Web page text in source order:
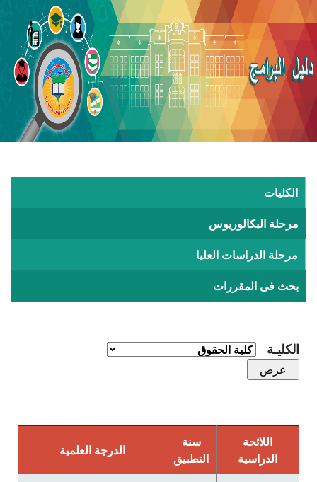
الكليات
مرحلة البكالوريوس
مرحلة الدراسات العليا
بحث فى المقررات
الكليـة
اللائحة
الدراسية
سنة
التطبيق
الدرجة العلمية